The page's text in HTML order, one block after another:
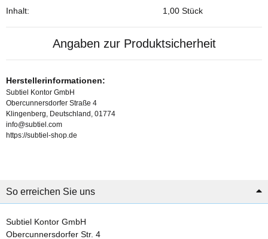
Inhalt:
1,00 Stück
Angaben zur Produktsicherheit
Herstellerinformationen:
Subtiel Kontor GmbH
Obercunnersdorfer Straße 4
Klingenberg, Deutschland, 01774
info@subtiel.com
https://subtiel-shop.de
So erreichen Sie uns
Subtiel Kontor GmbH
Obercunnersdorfer Str. 4